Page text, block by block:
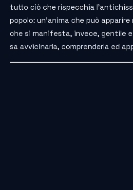
tutto ciò che rispecchia
popolo: un’anima che può
che si manifesta, invece, gentile
sa avvicinarla, comprenderla ed